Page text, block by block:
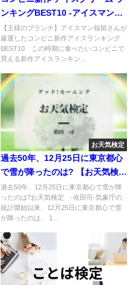
ンキングBEST10 -アイスマン福
留厳選-
【王様のブランチ】アイスマン福留さんが
厳選したコンビニ新作アイスランキング
BEST10 この時期に食べたいコンビニで
買える新作アイスランキン...
お天気検定
過去50年、12月25日に東京都心
で雪が降ったのは? 【お天気検
定】
過去50年、12月25日に東京都心で雪が降
ったのは?お天気検定 -依田司-気象庁の
統計開始以来、12月25日に東京都心で雪
が降ったのは、 1...